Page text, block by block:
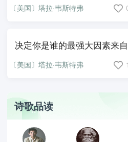
〔美国〕塔拉·韦斯特弗
决定你是谁的最强大因素来自
〔美国〕塔拉·韦斯特弗 1
诗歌品读